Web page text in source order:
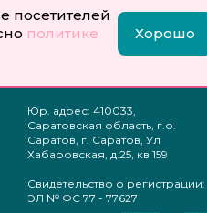
посетителей
политике
Хорошо
ограниченной
ответственностью
«Профобразование»
Юр. адрес: 410033,
Саратовская область, г.о.
Саратов, г. Саратов, Ул
Хабаровская, д.25, кв 159
Свидетельство о регистрации:
ЭЛ № ФС 77 - 77627